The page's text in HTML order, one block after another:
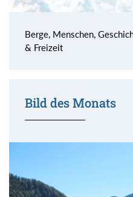
Berge, Menschen,
& Freizeit
Bild des Monats